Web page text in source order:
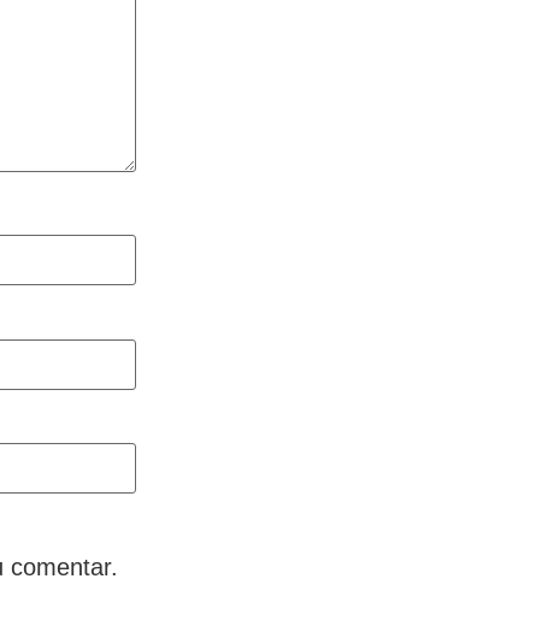
comentar.